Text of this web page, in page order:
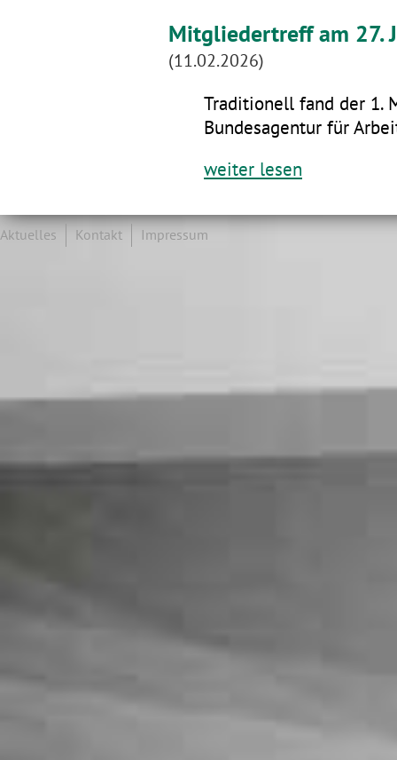
Mitgliedertreff am 27.
(11.02.2026)
Traditionell fand der 1.
Bundesagentur für
weiter lesen
Aktuelles Kontakt Impressum